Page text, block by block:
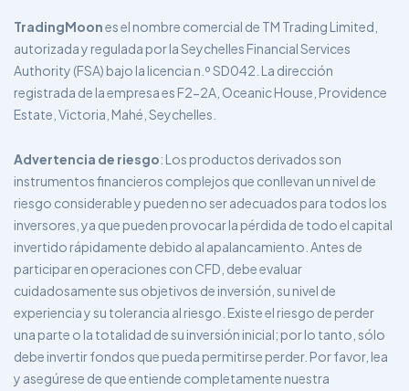
TradingMoones el nombre comercial de TM Trading Limited,
autorizada y regulada por la Seychelles Financial Services
Authority (FSA) bajo la licencia n.º SD042. La dirección
registrada de la empresa es F2-2A, Oceanic House, Providence
Estate, Victoria, Mahé, Seychelles.
Advertencia de riesgo: Los productos derivados son
instrumentos financieros complejos que conllevan un nivel de
riesgo considerable y pueden no ser adecuados para todos los
inversores, ya que pueden provocar la pérdida de todo el capital
invertido rápidamente debido al apalancamiento. Antes de
participar en operaciones con CFD, debe evaluar
cuidadosamente sus objetivos de inversión, su nivel de
experiencia y su tolerancia al riesgo. Existe el riesgo de perder
una parte o la totalidad de su inversión inicial; por lo tanto, sólo
debe invertir fondos que pueda permitirse perder. Por favor, lea
y asegúrese de que entiende completamente nuestra